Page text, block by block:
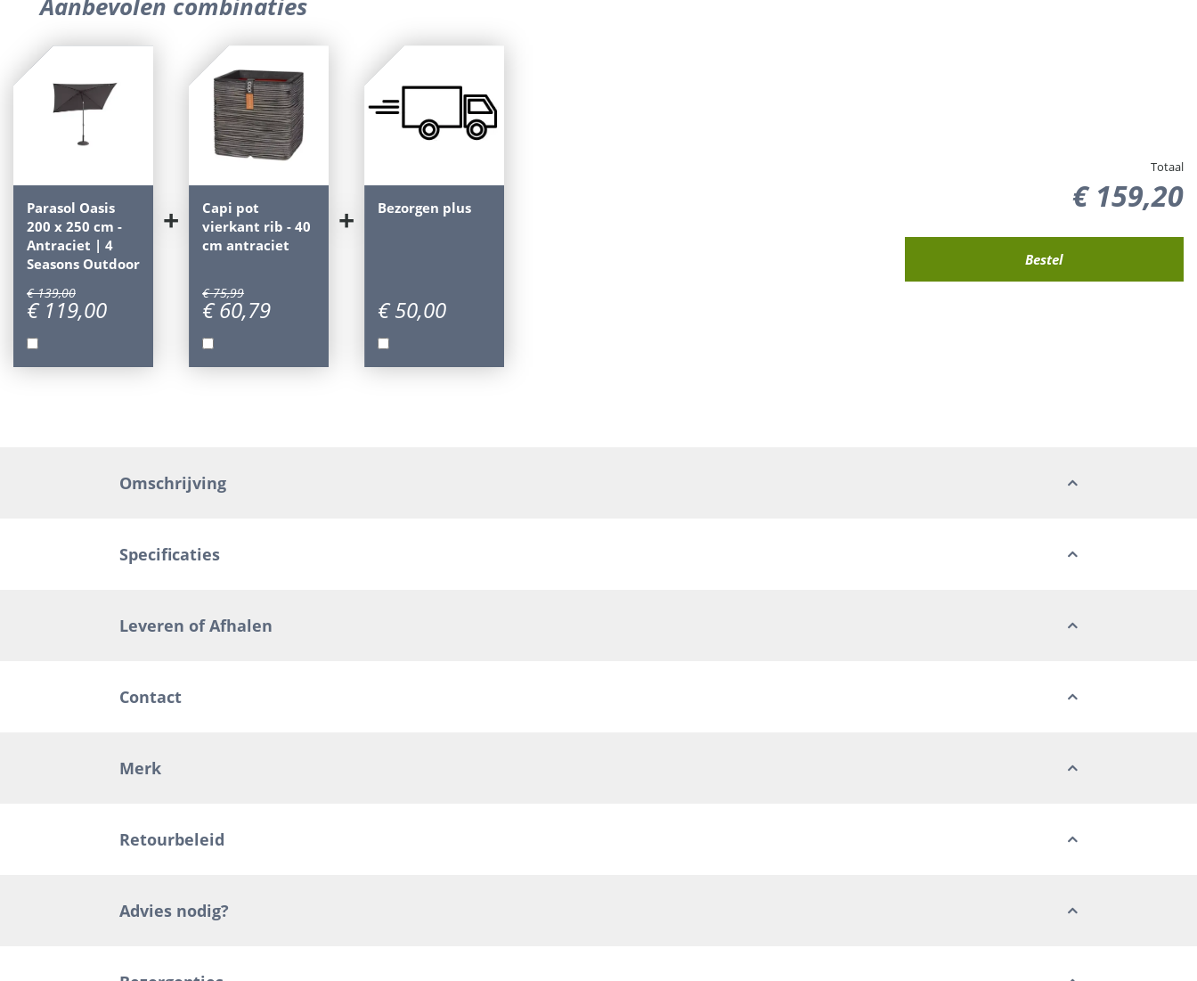
Aanbevolen combinaties
Parasol Oasis
200 x 250 cm -
Antraciet | 4
Seasons Outdoor
€ 139,00
€ 119,00
+
Capi pot
vierkant rib - 40
cm antraciet
€ 75,99
€ 60,79
+ Bezorgen plus
€ 50,00
Totaal
€ 159,20
Omschrijving
Specificaties
Leveren of Afhalen
Contact
Merk
Retourbeleid
Advies nodig?